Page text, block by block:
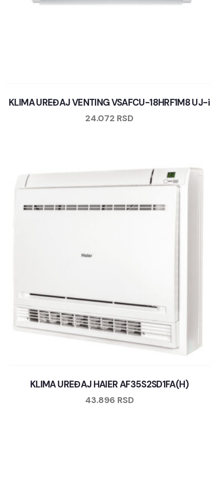
KLIMA UREĐAJ VENTING VSAFCU-18HRF1M8 UJ-i
24.072 RSD
KLIMA UREĐAJ HAIER AF35S2SD1FA(H)
43.896 RSD